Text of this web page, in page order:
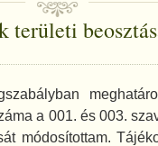
területi
a 001. és 003.
módosítottam.